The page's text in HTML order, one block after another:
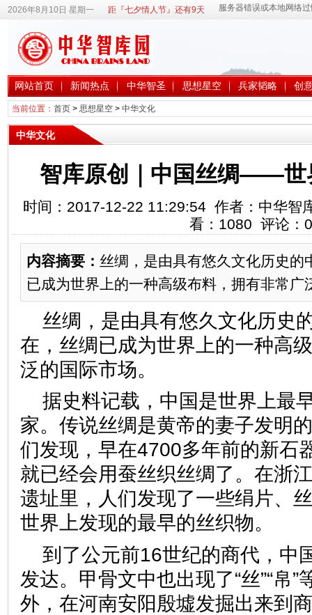
2026年8月10日 星期一 距『七夕情人节』还有9天
网站首页 新闻热点 中华智圣 思想星空 兵家韬略 创
当前位置： 首页> 思想星空> 中华文化
中华文化
智库原创｜中国丝绸——世
时间：2017-12-22 11:29:54 作者：中华智
看： 1080 评论： 0
内容摘要： 丝绸，是由具有悠久文化历史的
已成为世界上的一种高级布料，拥有非常广
丝绸，是由具有悠久文化历史
在，丝绸已成为世界上的一种高
泛的国际市场。
据史料记载，中国是世界上最
家。传说丝绸是黄帝的妻子发明
们发现，早在4700多年前的新石
就已经会用蚕丝织丝绸了。在浙
遗址里，人们发现了一些绢片、
世界上发现的最早的丝织物。
到了公元前16世纪的商代，中
发达。甲骨文中也出现了“丝”“帛
外，在河南安阳殷墟发掘出来到